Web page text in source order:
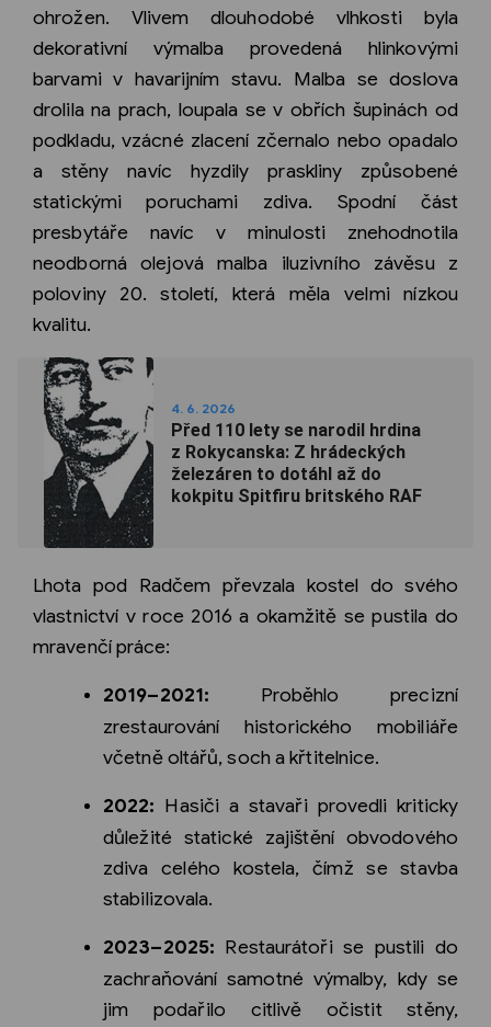
ohrožen. Vlivem dlouhodobé vlhkosti byla
dekorativní výmalba provedená hlinkovými
barvami v havarijním stavu. Malba se doslova
drolila na prach, loupala se v obřích šupinách od
podkladu, vzácné zlacení zčernalo nebo opadalo
a stěny navíc hyzdily praskliny způsobené
statickými poruchami zdiva. Spodní část
presbytáře navíc v minulosti znehodnotila
neodborná olejová malba iluzivního závěsu z
poloviny 20. století, která měla velmi nízkou
kvalitu.
4. 6. 2026
Před 110 lety se narodil hrdina
z Rokycanska: Z hrádeckých
železáren to dotáhl až do
kokpitu Spitfiru britského RAF
Lhota pod Radčem převzala kostel do svého
vlastnictví v roce 2016 a okamžitě se pustila do
mravenčí práce:
2019–2021: Proběhlo precizní
zrestaurování historického mobiliáře
včetně oltářů, soch a křtitelnice.
2022: Hasiči a stavaři provedli kriticky
důležité statické zajištění obvodového
zdiva celého kostela, čímž se stavba
stabilizovala.
2023–2025: Restaurátoři se pustili do
zachraňování samotné výmalby, kdy se
jim podařilo citlivě očistit stěny,